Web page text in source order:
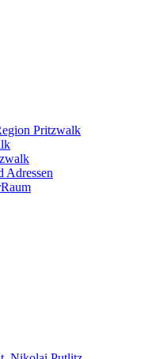
Pritzwalk
Adressen